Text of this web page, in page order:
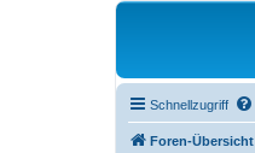
Schnellzugriff
Foren-Übersicht